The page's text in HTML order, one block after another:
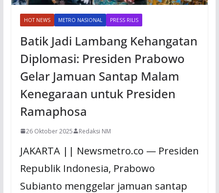
HOT NEWS METRO NASIONAL PRESS RILIS
Batik Jadi Lambang Kehangatan
Diplomasi: Presiden Prabowo
Gelar Jamuan Santap Malam
Kenegaraan untuk Presiden
Ramaphosa
26 Oktober 2025 Redaksi NM
JAKARTA || Newsmetro.co — Presiden
Republik Indonesia, Prabowo
Subianto menggelar jamuan santap